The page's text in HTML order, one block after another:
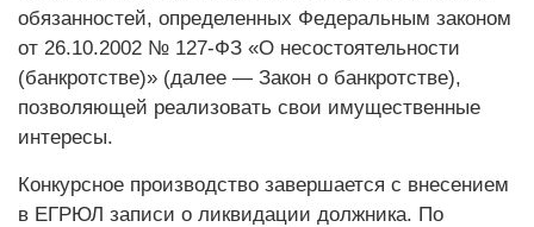
обязанностей, определенных Федеральным законом
от 26.10.2002 № 127-ФЗ «О несостоятельности
(банкротстве)» (далее — Закон о банкротстве),
позволяющей реализовать свои имущественные
интересы.
Конкурсное производство завершается с внесением
в ЕГРЮЛ записи о ликвидации должника. По